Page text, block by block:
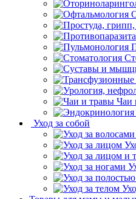
Чаи
Уход за собой